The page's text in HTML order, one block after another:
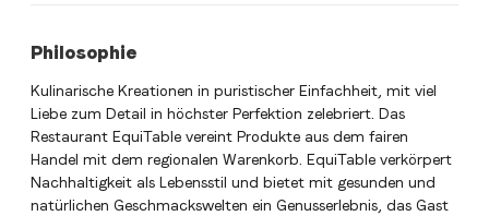
Philosophie
Kulinarische Kreationen in puristischer Einfachheit, mit viel
Liebe zum Detail in höchster Perfektion zelebriert. Das
Restaurant EquiTable vereint Produkte aus dem fairen
Handel mit dem regionalen Warenkorb. EquiTable verkörpert
Nachhaltigkeit als Lebensstil und bietet mit gesunden und
natürlichen Geschmackswelten ein Genusserlebnis, das Gast